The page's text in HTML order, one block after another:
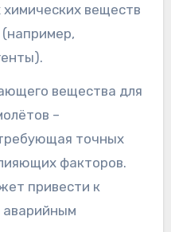
веществ
вещества для
–
точных
факторов.
привести к